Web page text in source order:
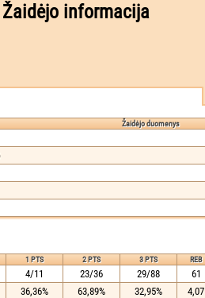
Žaidėjo informacija
Žaidėjo duomenys
1 PTS 2 PTS 3 PTS REB
4/11 23/36 29/88 61
36,36% 63,89% 32,95% 4,07